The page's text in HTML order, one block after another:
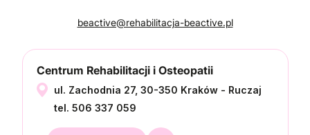
beactive@rehabilitacja-beactive.pl
Centrum Rehabilitacji i Osteopatii
ul. Zachodnia 27, 30-350 Kraków - Ruczaj
tel. 506 337 059